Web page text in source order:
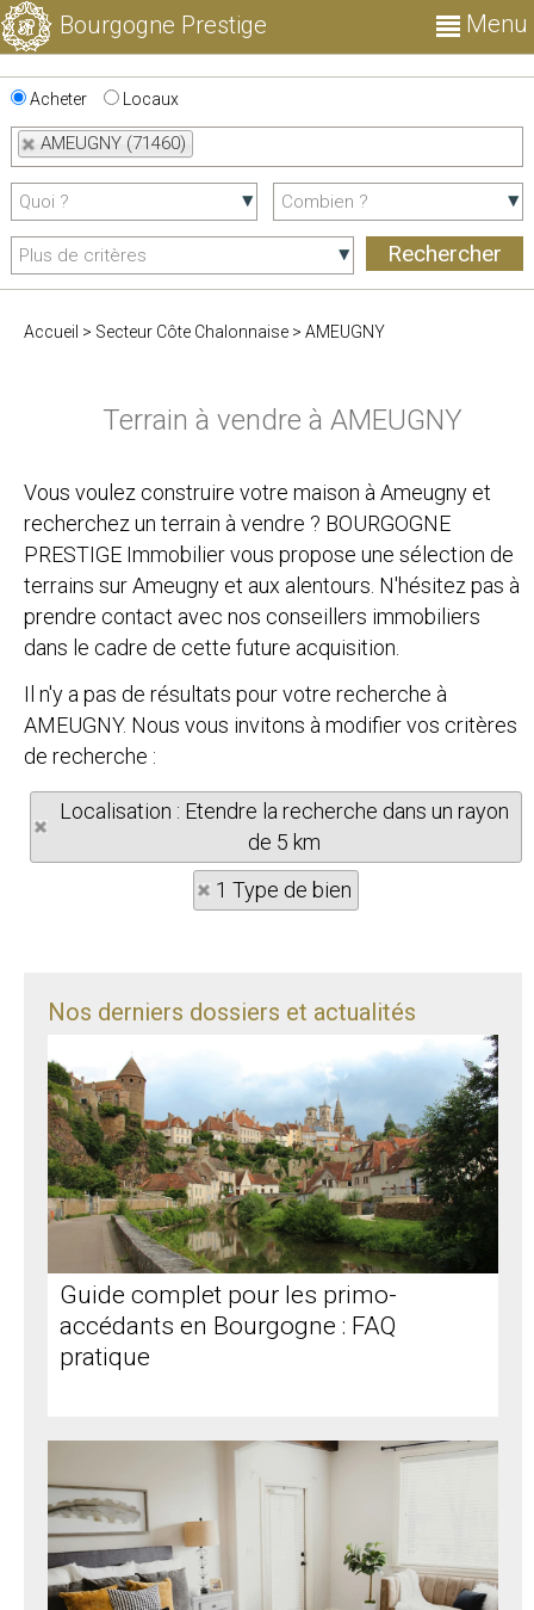
Bourgogne Prestige Menu
Acheter Locaux
AMEUGNY (71460)
Accueil > Secteur Côte Chalonnaise > AMEUGNY
Terrain à vendre à AMEUGNY
Vous voulez construire votre maison à Ameugny et
recherchez un terrain à vendre ? BOURGOGNE
PRESTIGE Immobilier vous propose une sélection de
terrains sur Ameugny et aux alentours. N'hésitez pas à
prendre contact avec nos conseillers immobiliers
dans le cadre de cette future acquisition.
Il n'y a pas de résultats pour votre recherche à
AMEUGNY. Nous vous invitons à modifier vos critères
de recherche :
Localisation : Etendre la recherche dans un rayon
de 5 km
1 Type de bien
Nos derniers dossiers et actualités
Guide complet pour les primo-
accédants en Bourgogne : FAQ
pratique